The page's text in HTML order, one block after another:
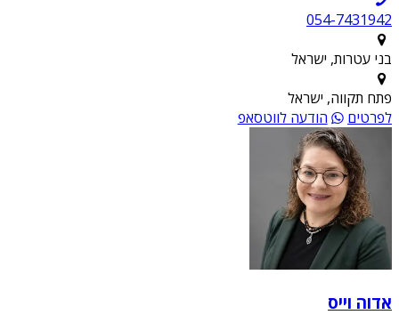
054-7431942
בני עטרות, ישראל
פתח תקווה, ישראל
לפרטים
הודעה לווטסאפ
אדוה וייס